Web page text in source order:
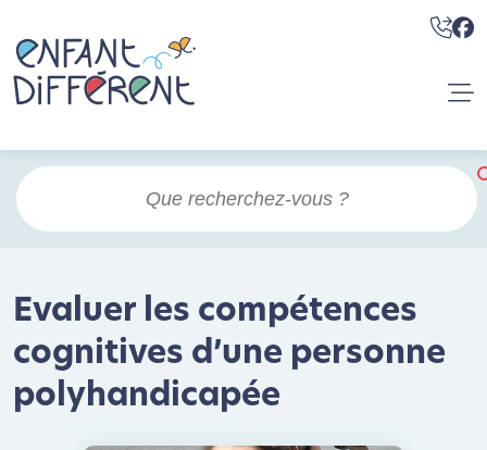
Evaluer les compétences
cognitives d’une personne
polyhandicapée